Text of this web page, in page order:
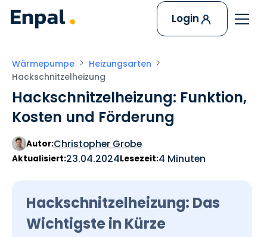
Login
Wärmepumpe
Heizungsarten
Hackschnitzelheizung
Hackschnitzelheizung: Funktion,
Kosten und Förderung
Autor:Christopher Grobe
Aktualisiert:23.04.2024Lesezeit:4 Minuten
Hackschnitzelheizung: Das
Wichtigste in Kürze